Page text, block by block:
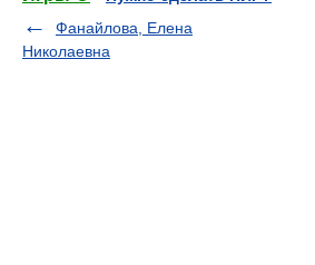
Фанайлова, Елена
Николаевна